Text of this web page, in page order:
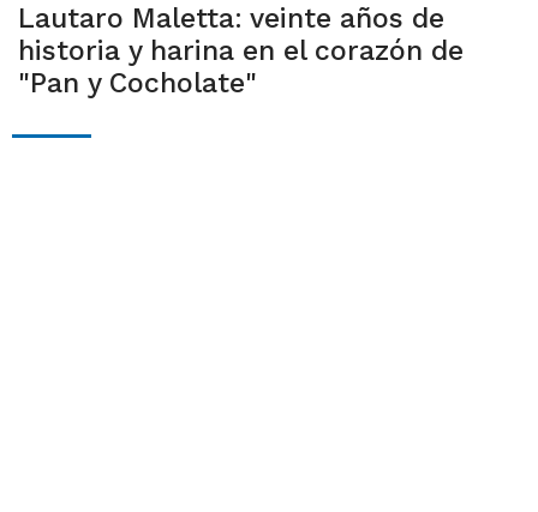
Lautaro Maletta: veinte años de
historia y harina en el corazón de
"Pan y Cocholate"